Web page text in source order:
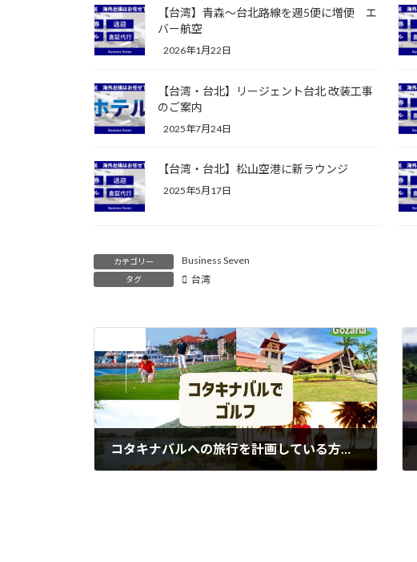
【台湾】青森～台北路線を週5便に増便 エ
バー航空
2026年1月22日
【台湾・台北】リージェント台北 改装工事
のご案内
2025年7月24日
【台湾・台北】松山空港に新ラウンジ
2025年5月17日
カテゴリー Business Seven
タグ 台湾
コタキナバルへの旅行を計画している方、ゴルフをしませんか？